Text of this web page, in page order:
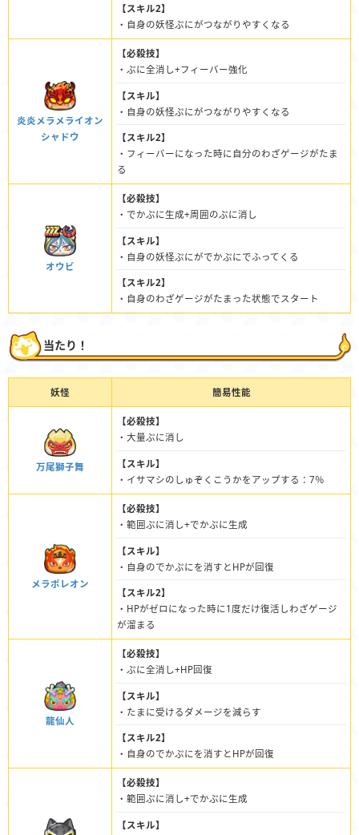
【スキル2】
・自身の妖怪ぷにがつながりやすくなる
炎炎メラメライオン
シャドウ
【必殺技】
・ぷに全消し+フィーバー強化
【スキル】
・自身の妖怪ぷにがつながりやすくなる
【スキル2】
・フィーバーになった時に自分のわざゲージがたま
る
オウビ
【必殺技】
・でかぷに生成+周囲のぷに消し
【スキル】
・自身の妖怪ぷにがでかぷにでふってくる
【スキル2】
・自身のわざゲージがたまった状態でスタート
当たり！
妖怪 簡易性能
万尾獅子舞
【必殺技】
・大量ぷに消し
【スキル】
・イサマシのしゅぞくこうかをアップする：7％
メラポレオン
【必殺技】
・範囲ぷに消し+でかぷに生成
【スキル】
・自身のでかぷにを消すとHPが回復
【スキル2】
・HPがゼロになった時に1度だけ復活しわざゲージ
が溜まる
龍仙人
【必殺技】
・ぷに全消し+HP回復
【スキル】
・たまに受けるダメージを減らす
【スキル2】
・自身のでかぷにを消すとHPが回復
【必殺技】
・範囲ぷに消し+でかぷに生成
【スキル】